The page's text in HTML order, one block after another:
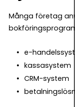
Många företag
e-
kassasystem
CRM-system